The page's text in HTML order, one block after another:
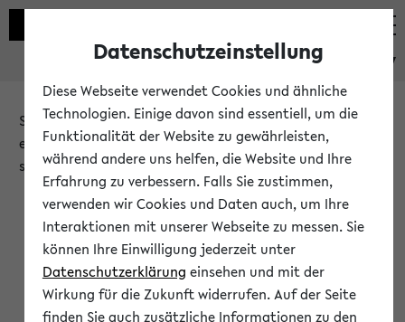
eKVV
Sie möchten auf eine eKVV Funktion zugreifen, die Ihnen
erst nach einer Anmeldung am System zur Verfügung
steht.
Bitte melden Sie sich an:
Anmeldung am eKVV
Datenschutzeinstellung
Diese Webseite verwendet Cookies und ähnliche
Technologien. Einige davon sind essentiell, um die
Funktionalität der Website zu gewährleisten,
während andere uns helfen, die Website und Ihre
Erfahrung zu verbessern. Falls Sie zustimmen,
verwenden wir Cookies und Daten auch, um Ihre
Interaktionen mit unserer Webseite zu messen. Sie
können Ihre Einwilligung jederzeit unter
Datenschutzerklärung einsehen und mit der
Wirkung für die Zukunft widerrufen. Auf der Seite
finden Sie auch zusätzliche Informationen zu den